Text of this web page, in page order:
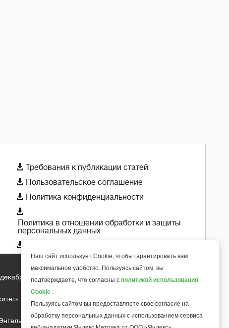
 Требования к публикации статей
 Пользовательское соглашение
 Политика конфиденциальности

Политика в отношении обработки и защиты
персональных данных

2018 года
д.10, офис 211
6+
Наш сайт использует Cookie, чтобы гарантировать вам
максимальное удобство. Пользуясь сайтом, вы
подтверждаете, что согласны с политикой использования
Cookie .
Пользуясь сайтом вы предоставляете свое согласие на
обработку персональных данных с использованием сервиса